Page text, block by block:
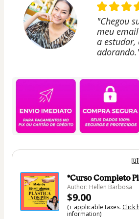
"Chegou
meu
a estudar,
*Curso Completo
Author: Hellen Barbosa
$9.00
(+ applicable taxes. Click
information)